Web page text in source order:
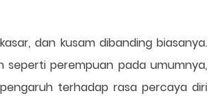
dan kusam dibanding biasanya.
seperti perempuan pada umumnya,
terhadap rasa percaya diri